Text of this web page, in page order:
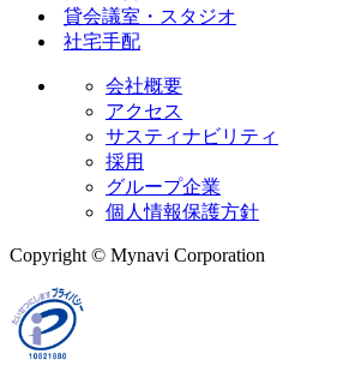
貸会議室・スタジオ
社宅手配
会社概要
アクセス
サスティナビリティ
採用
グループ企業
個人情報保護方針
Copyright © Mynavi Corporation